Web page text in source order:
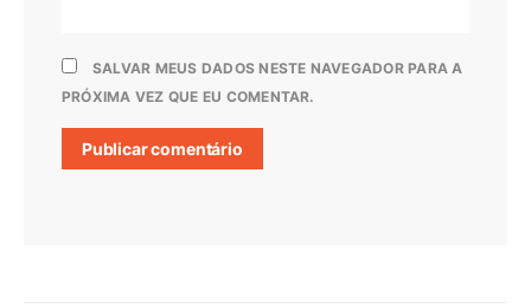
SALVAR MEUS DADOS NESTE NAVEGADOR PARA A
PRÓXIMA VEZ QUE EU COMENTAR.